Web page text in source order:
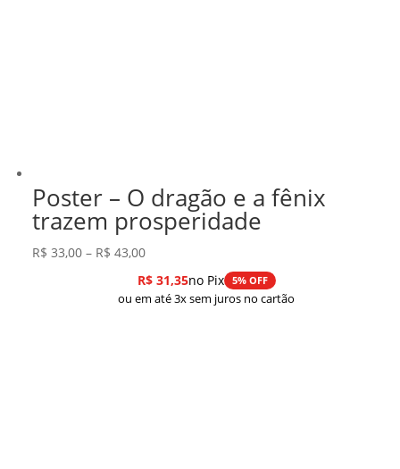
Poster – O dragão e a fênix
trazem prosperidade
R$ 33,00 – R$ 43,00Faixa
de
preço:
R$31,35no Pix 5% OFF
ou em até 3x sem juros no cartão